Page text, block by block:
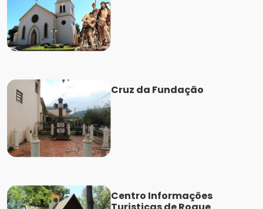
Cruz da Fundação
Centro Informações